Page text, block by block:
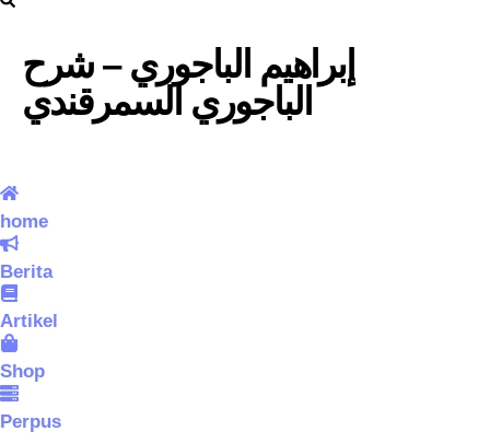
إبراهيم الباجوري – شرح
الباجوري السمرقندي
home
Berita
Artikel
Shop
Perpus